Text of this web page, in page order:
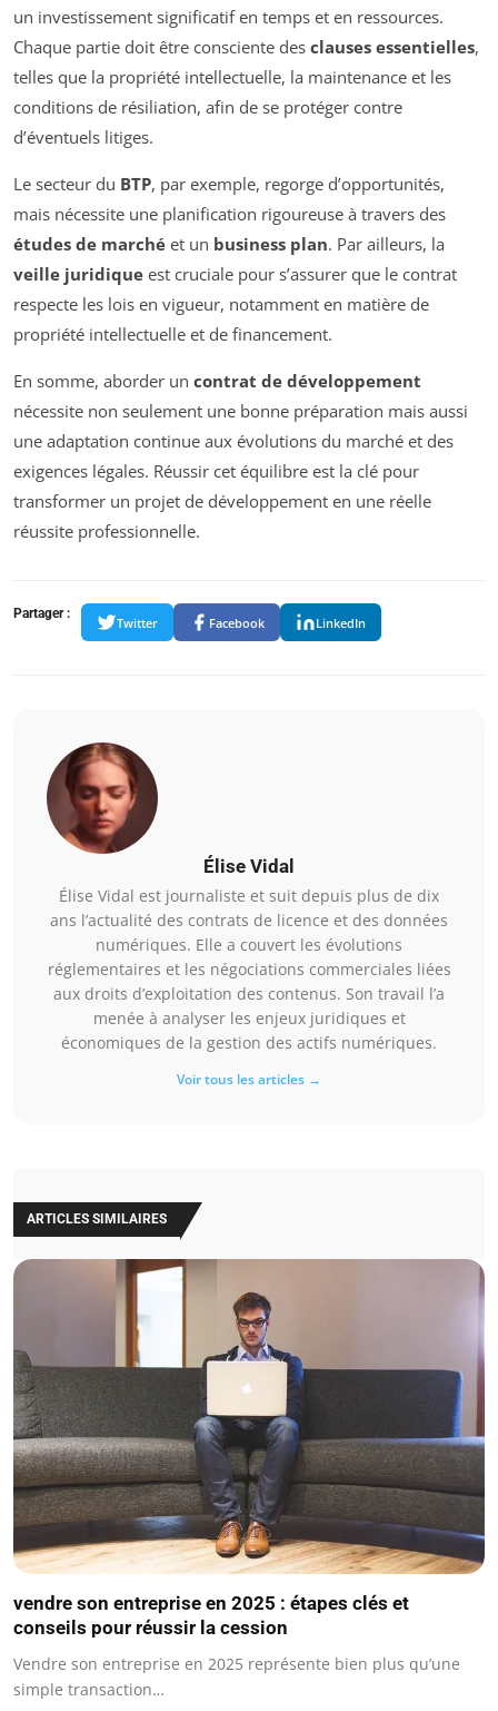
un investissement significatif en temps et en ressources.
Chaque partie doit être consciente des clauses essentielles,
telles que la propriété intellectuelle, la maintenance et les
conditions de résiliation, afin de se protéger contre
d’éventuels litiges.
Le secteur du BTP, par exemple, regorge d’opportunités,
mais nécessite une planification rigoureuse à travers des
études de marché et un business plan. Par ailleurs, la
veille juridique est cruciale pour s’assurer que le contrat
respecte les lois en vigueur, notamment en matière de
propriété intellectuelle et de financement.
En somme, aborder un contrat de développement
nécessite non seulement une bonne préparation mais aussi
une adaptation continue aux évolutions du marché et des
exigences légales. Réussir cet équilibre est la clé pour
transformer un projet de développement en une réelle
réussite professionnelle.
Partager :
Twitter Facebook LinkedIn
Élise Vidal
Élise Vidal est journaliste et suit depuis plus de dix
ans l’actualité des contrats de licence et des données
numériques. Elle a couvert les évolutions
réglementaires et les négociations commerciales liées
aux droits d’exploitation des contenus. Son travail l’a
menée à analyser les enjeux juridiques et
économiques de la gestion des actifs numériques.
Voir tous les articles →
ARTICLES SIMILAIRES
vendre son entreprise en 2025 : étapes clés et
conseils pour réussir la cession
Vendre son entreprise en 2025 représente bien plus qu’une
simple transaction…